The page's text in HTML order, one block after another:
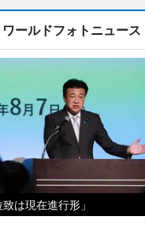
ワールドフォトニュース
は現在進行形」